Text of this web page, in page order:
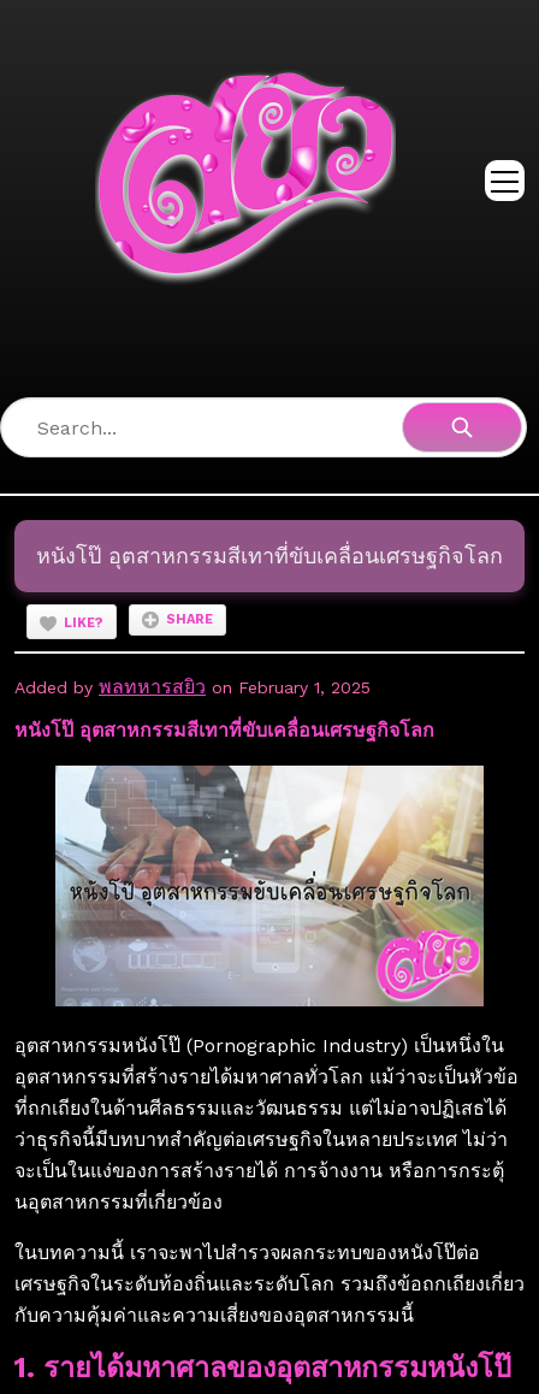
หนังโป๊ อุตสาหกรรมสีเทาที่ขับเคลื่อนเศรษฐกิจโลก
LIKE? SHARE
Added by พลทหารสยิว on February 1, 2025
หนังโป๊ อุตสาหกรรมสีเทาที่ขับเคลื่อนเศรษฐกิจโลก
อุตสาหกรรมหนังโป๊ (Pornographic Industry) เป็นหนึ่งใน
อุตสาหกรรมที่สร้างรายได้มหาศาลทั่วโลก แม้ว่าจะเป็นหัวข้อ
ที่ถกเถียงในด้านศีลธรรมและวัฒนธรรม แต่ไม่อาจปฏิเสธได้
ว่าธุรกิจนี้มีบทบาทสำคัญต่อเศรษฐกิจในหลายประเทศ ไม่ว่า
จะเป็นในแง่ของการสร้างรายได้ การจ้างงาน หรือการกระตุ้
นอุตสาหกรรมที่เกี่ยวข้อง
ในบทความนี้ เราจะพาไปสำรวจผลกระทบของหนังโป๊ต่อ
เศรษฐกิจในระดับท้องถิ่นและระดับโลก รวมถึงข้อถกเถียงเกี่ยว
กับความคุ้มค่าและความเสี่ยงของอุตสาหกรรมนี้
1. รายได้มหาศาลของอุตสาหกรรมหนังโป๊